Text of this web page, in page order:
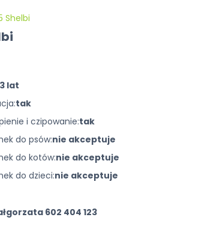
Shelbi
lat
tak
i czipowanie:tak
do psów:nie akceptuje
do kotów:nie akceptuje
do dzieci:nie akceptuje
602 404 123